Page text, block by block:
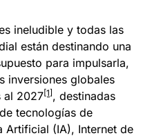
ineludible y todas las
están destinando una
para impulsarla,
inversiones globales
al 2027[1] , destinadas
tecnologías de
Artificial (IA), Internet de